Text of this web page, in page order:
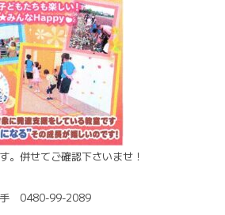
。併せてご確認下さいませ！
0480-99-2089